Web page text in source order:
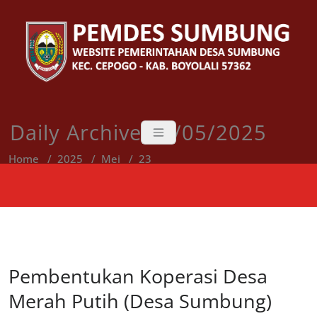
content
Daily Archive 23/05/2025
Home / 2025 / Mei / 23
Pembentukan Koperasi Desa
Merah Putih (Desa Sumbung)